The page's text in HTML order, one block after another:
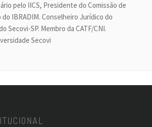
pelo IICS, Presidente do Comissão de
IBRADIM. Conselheiro Jurídico do
Secovi-SP. Membro da CATF/CNI.
Secovi